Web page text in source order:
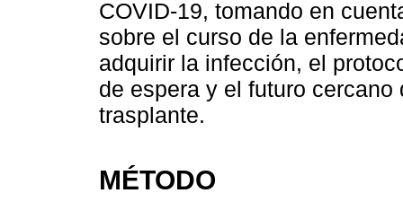
COVID-19, tomando en
sobre el curso de la
adquirir la infección, el
de espera y el futuro
trasplante.
MÉTODO